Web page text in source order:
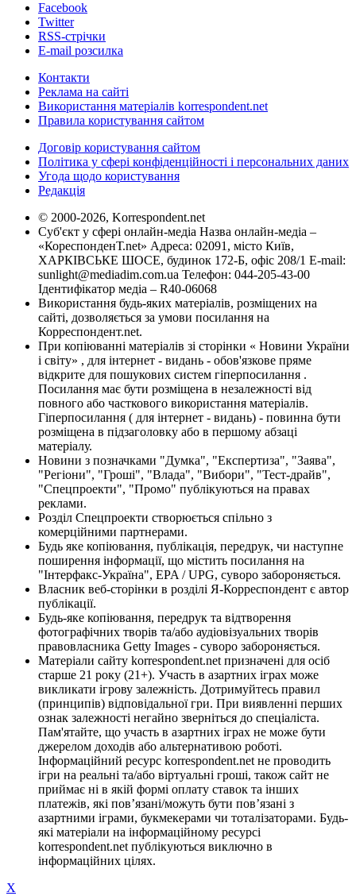
Facebook
Twitter
RSS-стрічки
E-mail розсилка
Контакти
Реклама на сайті
Використання матеріалів korrespondent.net
Правила користування сайтом
Договір користування сайтом
Політика у сфері конфіденційності і персональних даних
Угода щодо користування
Редакція
© 2000-2026, Korrespondent.net
Суб'єкт у сфері онлайн-медіа Назва онлайн-медіа –
«КореспонденТ.net» Адреса: 02091, місто Київ,
ХАРКІВСЬКЕ ШОСЕ, будинок 172-Б, офіс 208/1 E-mail:
sunlight@mediadim.com.ua Телефон: 044-205-43-00
Ідентифікатор медіа – R40-06068
Використання будь-яких матеріалів, розміщених на
сайті, дозволяється за умови посилання на
Корреспондент.net.
При копіюванні матеріалів зі сторінки « Новини України
і світу» , для інтернет - видань - обов'язкове пряме
відкрите для пошукових систем гіперпосилання .
Посилання має бути розміщена в незалежності від
повного або часткового використання матеріалів.
Гіперпосилання ( для інтернет - видань) - повинна бути
розміщена в підзаголовку або в першому абзаці
матеріалу.
Новини з позначками "Думка", "Експертиза", "Заява",
"Регіони", "Гроші", "Влада", "Вибори", "Тест-драйв",
"Спецпроекти", "Промо" публікуються на правах
реклами.
Розділ Спецпроекти створюється спільно з
комерційними партнерами.
Будь яке копіювання, публікація, передрук, чи наступне
поширення інформації, що містить посилання на
"Інтерфакс-Україна", EPA / UPG, суворо забороняється.
Власник веб-сторінки в розділі Я-Корреспондент є автор
публікації.
Будь-яке копіювання, передрук та відтворення
фотографічних творів та/або аудіовізуальних творів
правовласника Getty Images - суворо забороняється.
Матеріали сайту korrespondent.net призначені для осіб
старше 21 року (21+). Участь в азартних іграх може
викликати ігрову залежність. Дотримуйтесь правил
(принципів) відповідальної гри. При виявленні перших
ознак залежності негайно зверніться до спеціаліста.
Пам'ятайте, що участь в азартних іграх не може бути
джерелом доходів або альтернативою роботі.
Інформаційний ресурс korrespondent.net не проводить
ігри на реальні та/або віртуальні гроші, також сайт не
приймає ні в якій формі оплату ставок та інших
платежів, які пов’язані/можуть бути пов’язані з
азартними іграми, букмекерами чи тоталізаторами. Будь-
які матеріали на інформаційному ресурсі
korrespondent.net публікуються виключно в
інформаційних цілях.
X